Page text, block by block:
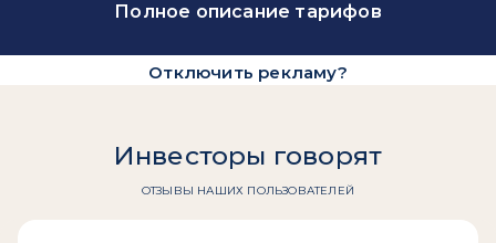
Полное описание тарифов
Отключить рекламу?
Инвесторы говорят
ОТЗЫВЫ НАШИХ ПОЛЬЗОВАТЕЛЕЙ